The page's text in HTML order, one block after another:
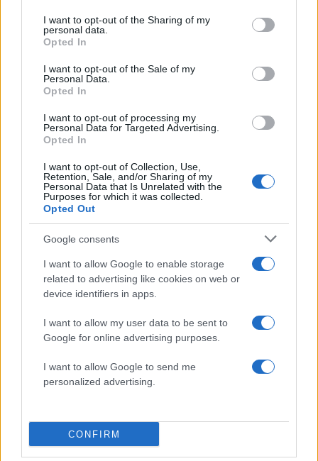
not limited to your visit or usage behaviour. You may click to
grant or deny consent to Google and its third-party tags to
use your data for below specified purposes in below Google
consent section.
I want to opt-out of the Sharing of my
personal data.
Opted In
I want to opt-out of the Sale of my
Personal Data.
Opted In
I want to opt-out of processing my
Personal Data for Targeted Advertising.
Opted In
I want to opt-out of Collection, Use,
Retention, Sale, and/or Sharing of my
Personal Data that Is Unrelated with the
Purposes for which it was collected.
Opted Out
Google consents
I want to allow Google to enable storage
related to advertising like cookies on web or
device identifiers in apps.
I want to allow my user data to be sent to
Google for online advertising purposes.
I want to allow Google to send me
personalized advertising.
CONFIRM
50 /50
2000 /2000
Όροι Χρήσης. Το site προστατεύεται από reCAPTCHA, ισχύουν
Πολιτική Απορρήτου&Όροι Χρήσηςτης Google.
ΜΠΟΜΠ ΜΕΝΕΝΤΕΖ
Share:
ενημερωθείτε πρώτοι για όλη την ειδησεογραφία και τα
τελευταία νέατης ημέρας
Πιο δημοφιλή